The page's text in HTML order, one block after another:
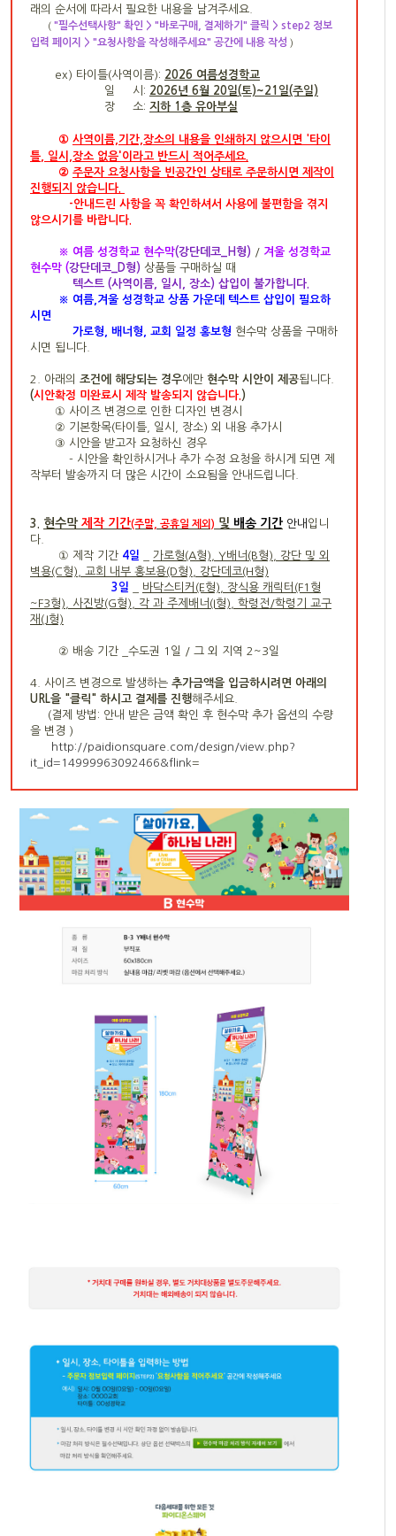
래의 순서에 따라서 필요한 내용을 남겨주세요.
( "필수선택사항" 확인 > "바로구매, 결제하기" 클릭 > step2 정보
입력 페이지 > "요청사항을 작성해주세요" 공간에 내용 작성 )
ex) 타이틀(사역이름): 2026 여름성경학교
일 시: 2026년 6월 20일(토)~21일(주일)
장 소: 지하 1층 유아부실
① 사역이름,기간,장소의 내용을 인쇄하지 않으시면 '타이
틀
일시,장소 없음'이라고 반드시 적어주세요.
② 주문자 요청사항을 빈공간인 상태로 주문하시면 제작이
진행되지 않습니다.
-안내드린 사항을 꼭 확인하셔서 사용에 불편함을 겪지
않으시기를 바랍니다.
※ 여름 성경학교 현수막(강단데코_H형) / 겨울 성경학교
현수막 (강단데코_D형) 상품들 구매하실 때
텍스트 (사역이름, 일시, 장소) 삽입이 불가합니다.
※ 여름,겨울 성경학교 상품 가운데 텍스트 삽입이 필요하
시면
가로형, 배너형, 교회 일정 홍보형 현수막 상품을 구매하
시면 됩니다.
2. 아래의 조건에 해당되는 경우에만 현수막 시안이 제공됩니다.
(시안확정 미완료시 제작 발송되지 않습니다. )
① 사이즈 변경으로 인한 디자인 변경시
② 기본항목(타이틀, 일시, 장소) 외 내용 추가시
③ 시안을 받고자 요청하신 경우
- 시안을 확인하시거나 추가 수정 요청을 하시게 되면 제
작부터 발송까지 더 많은 시간이 소요됨을 안내드립니다.
3. 현수막 제작 기간(주말, 공휴일 제외) 및 배송 기간 안내 입니
다.
① 제작 기간 4일
가로형(A형), Y배너(B형), 강단 및 외
벽용(C형), 교회 내부 홍보용(D형), 강단데코(H형)
3일
바닥스티커(E형), 장식용 캐릭터(F1형
~F3형), 사진방(G형), 각 과 주제배너(I형), 학령전/학령기 교구
재(J형)
② 배송 기간 _수도권 1일 / 그 외 지역 2~3일
4. 사이즈 변경으로 발생하는 추가금액을 입금하시려면 아래의
URL을 "클릭" 하시고 결제를 진행해주세요.
(결제 방법: 안내 받은 금액 확인 후 현수막 추가 옵션의 수량
을 변경 )
http://paidionsquare.com/design/view.php?
it_id=14999963092466&flink=